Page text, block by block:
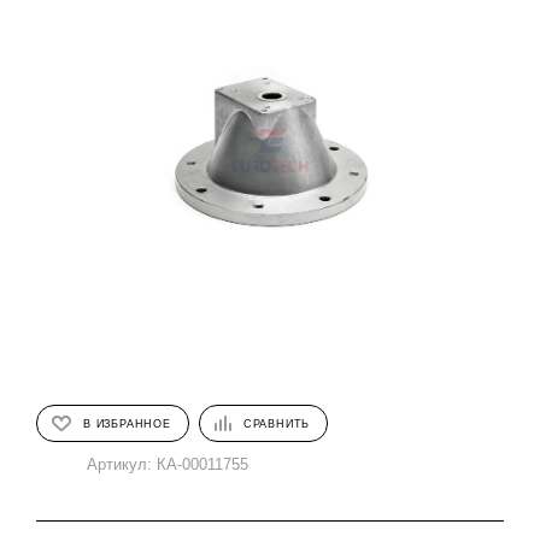
В ИЗБРАННОЕ СРАВНИТЬ
Артикул: КА-00011755